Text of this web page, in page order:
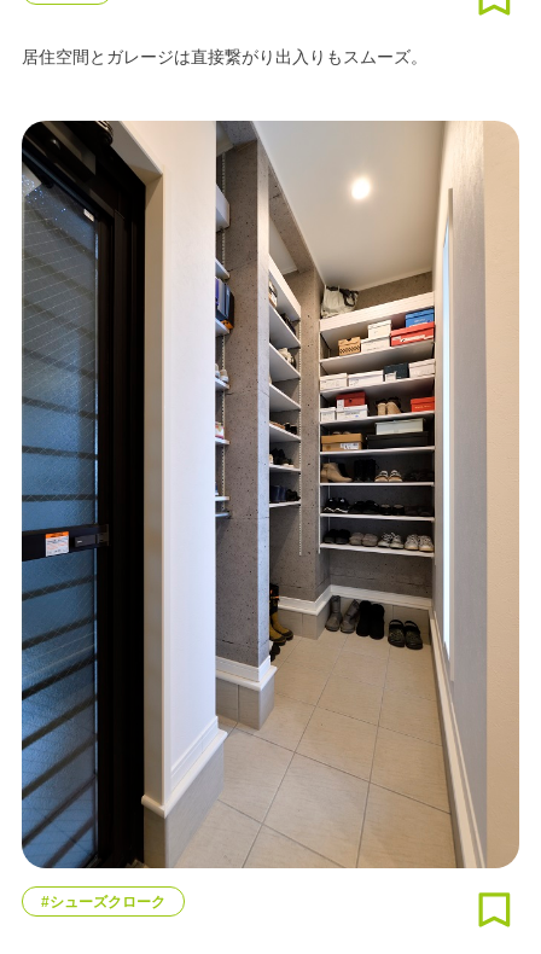
居住空間とガレージは直接繋がり出入りもスムーズ。
#シューズクローク